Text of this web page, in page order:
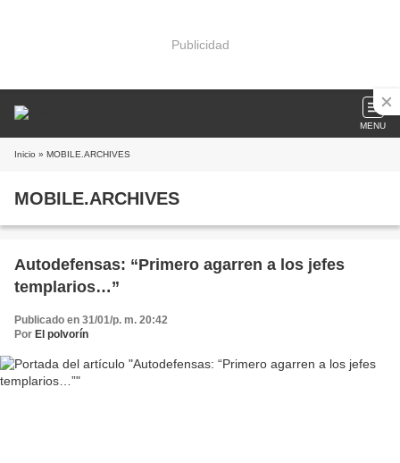
Publicidad
MENU
Inicio » MOBILE.ARCHIVES
MOBILE.ARCHIVES
Autodefensas: “Primero agarren a los jefes
templarios…”
Publicado en 31/01/p. m. 20:42
Por El polvorín